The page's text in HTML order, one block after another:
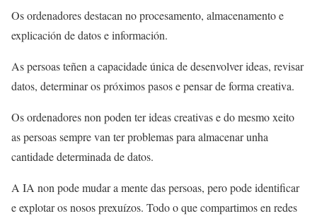
Os ordenadores destacan no procesamento, almacenamento e
explicación de datos e información.
As persoas teñen a capacidade única de desenvolver ideas, revisar
datos, determinar os próximos pasos e pensar de forma creativa.
Os ordenadores non poden ter ideas creativas e do mesmo xeito
as persoas sempre van ter problemas para almacenar unha
cantidade determinada de datos.
A IA non pode mudar a mente das persoas, pero pode identificar
e explotar os nosos prexuízos. Todo o que compartimos en redes